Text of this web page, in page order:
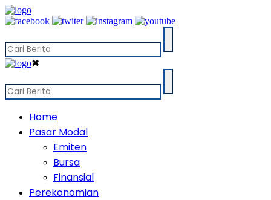
✖
Home
Pasar Modal
Emiten
Bursa
Finansial
Perekonomian